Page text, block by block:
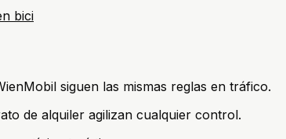
bici
siguen las mismas reglas en tráfico.
de alquiler agilizan cualquier control.